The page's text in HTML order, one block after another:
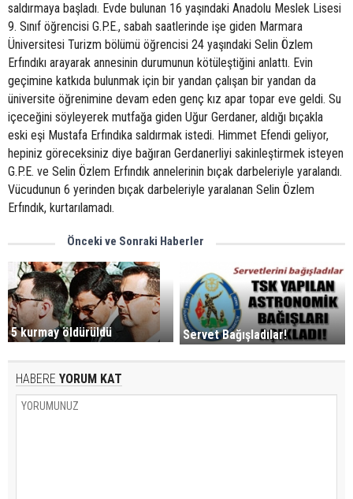
saldırmaya başladı. Evde bulunan 16 yaşındaki Anadolu Meslek Lisesi
9. Sınıf öğrencisi G.P.E., sabah saatlerinde işe giden Marmara
Üniversitesi Turizm bölümü öğrencisi 24 yaşındaki Selin Özlem
Erfındıkı arayarak annesinin durumunun kötüleştiğini anlattı. Evin
geçimine katkıda bulunmak için bir yandan çalışan bir yandan da
üniversite öğrenimine devam eden genç kız apar topar eve geldi. Su
içeceğini söyleyerek mutfağa giden Uğur Gerdaner, aldığı bıçakla
eski eşi Mustafa Erfındıka saldırmak istedi. Himmet Efendi geliyor,
hepiniz göreceksiniz diye bağıran Gerdanerliyi sakinleştirmek isteyen
G.P.E. ve Selin Özlem Erfındık annelerinin bıçak darbeleriyle yaralandı.
Vücudunun 6 yerinden bıçak darbeleriyle yaralanan Selin Özlem
Erfındık, kurtarılamadı.
Önceki ve Sonraki Haberler
5 kurmay öldürüldü Servet Bağışladılar!
HABERE YORUM KAT